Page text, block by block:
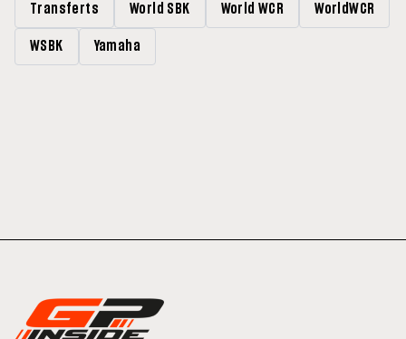
Transferts World SBK World WCR WorldWCR
WSBK Yamaha